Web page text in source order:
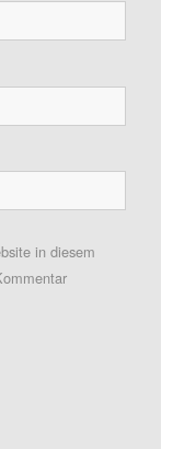
in diesem